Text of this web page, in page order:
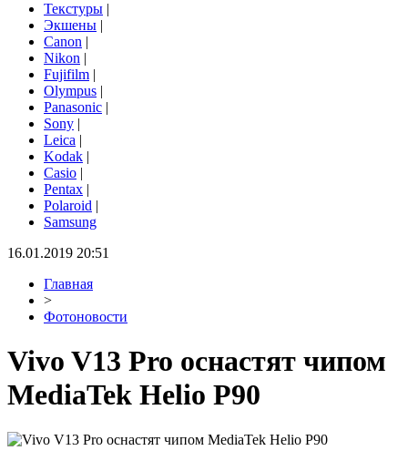
Текстуры |
Экшены |
Canon |
Nikon |
Fujifilm |
Olympus |
Panasonic |
Sony |
Leica |
Kodak |
Casio |
Pentax |
Polaroid |
Samsung
16.01.2019 20:51
Главная
>
Фотоновости
Vivo V13 Pro оснастят чипом
MediaTek Helio P90